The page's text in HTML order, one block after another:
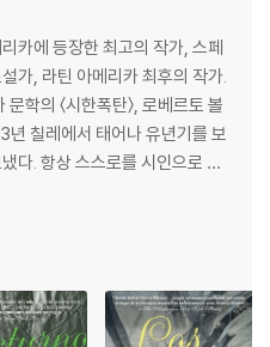
부는 모두 멕시코 북부 국경 지대에
삼는다. 얼핏 보면 다섯 부분은 서
살해라는 주제를 통해 전체적으
AWARD WINNER
of 2008
Fiction Books of 2008
카에 등장한 최고의 작가, 스페
가, 라틴 아메리카 최후의 작가.
학의 〈시한폭탄〉, 로베르토 볼
칠레에서 태어나 유년기를 보
다. 항상 스스로를 시인으로 여
20대 초반에는 〈인프라레알리
끌기도 했다. 이어 20대 중반 유
로 거의